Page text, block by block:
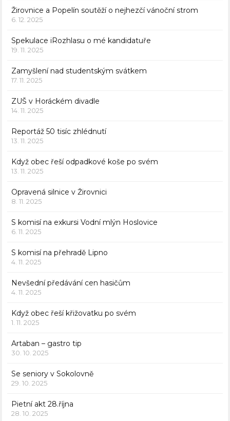
Žirovnice a Popelín soutěží o nejhezčí vánoční strom
6. 12. 2025
Spekulace iRozhlasu o mé kandidatuře
19. 11. 2025
Zamyšlení nad studentským svátkem
17. 11. 2025
ZUŠ v Horáckém divadle
14. 11. 2025
Reportáž 50 tisíc zhlédnutí
13. 11. 2025
Když obec řeší odpadkové koše po svém
13. 11. 2025
Opravená silnice v Žirovnici
8. 11. 2025
S komisí na exkursi Vodní mlýn Hoslovice
6. 11. 2025
S komisí na přehradě Lipno
4. 11. 2025
Nevšední předávání cen hasičům
4. 11. 2025
Když obec řeší křižovatku po svém
1. 11. 2025
Artaban – gastro tip
30. 10. 2025
Se seniory v Sokolovně
29. 10. 2025
Pietní akt 28.října
28. 10. 2025